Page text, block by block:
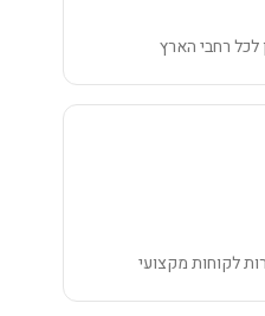
לכל רחבי הארץ
לקוחות מקצועי